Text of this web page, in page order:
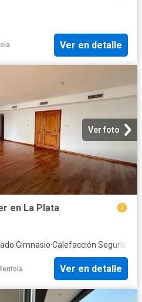
Ver en detalle
Ver foto
en La Plata
·Gimnasio·Calefacción·Seguridad
Ver en detalle